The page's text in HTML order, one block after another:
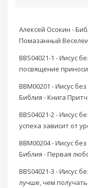
Алексей Осокин -
Помазанный
BBS04021-1 - Иисус
посвящение
BBM00201 - Иисус
Библия - Книга Притч
BBS04021-2 - Иисус
успеха зависит от
BBM00204 - Иисус
Библия - Первая
BBS04021-3 - Иисус
лучше, чем получать